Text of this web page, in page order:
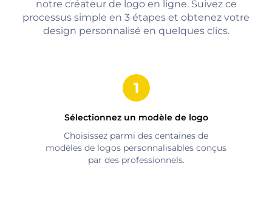
notre créateur de logo en ligne. Suivez ce
processus simple en 3 étapes et obtenez votre
design personnalisé en quelques clics.
Sélectionnez un modèle de logo
Choisissez parmi des centaines de
modèles de logos personnalisables conçus
par des professionnels.